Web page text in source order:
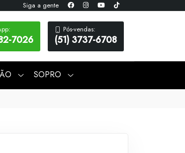
Siga a gente
7026
Pós-vendas:
(51) 3737-6708
SOPRO